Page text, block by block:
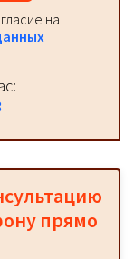
на
прямо